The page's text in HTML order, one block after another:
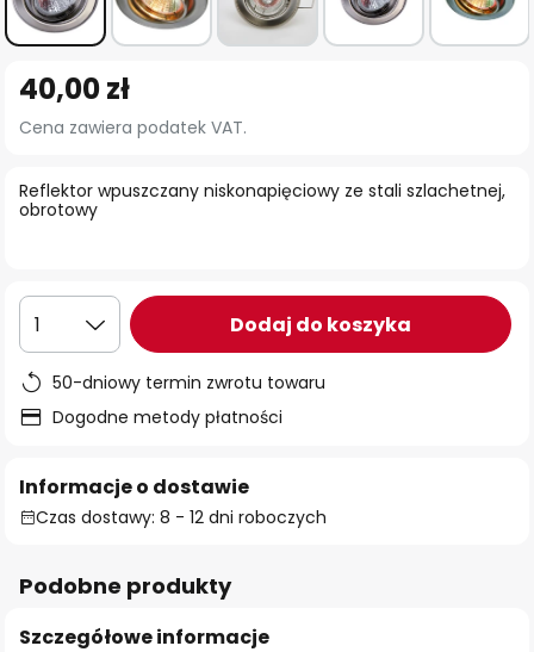
na
początek
Reflektor wpuszczany niskonapięciowy ze stali szlachetnej,
obrotowy
40,00 zł
Cena zawiera podatek VAT.
1 Dodaj do koszyka
50-dniowy termin zwrotu towaru
Dogodne metody płatności
Informacje o dostawie
Czas dostawy: 8 - 12 dni roboczych
Podobne produkty
Szczegółowe informacje